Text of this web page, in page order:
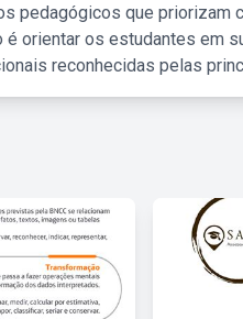
pedagógicos que priorizam
é orientar os estudantes em
reconhecidas pelas